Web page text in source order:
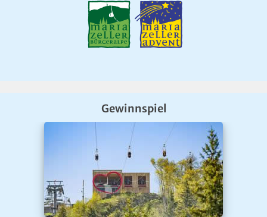
Gewinnspiel